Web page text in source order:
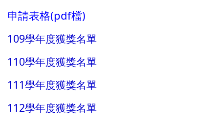
申請表格(pdf檔)
109學年度獲獎名單
110學年度獲獎名單
111學年度獲獎名單
112學年度獲獎名單